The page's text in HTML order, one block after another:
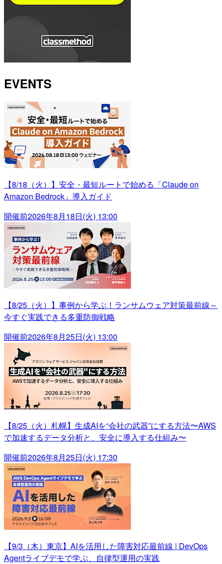
EVENTS
【8/18（火）】安全・最短ルートで始める「Claude on
Amazon Bedrock」導入ガイド
開催前2026年8月18日(火) 13:00
【8/25（火）】事例から学ぶ！ランサムウェア対策最前線～
今すぐ実践できる多重防御戦略
開催前2026年8月25日(火) 13:00
【8/25（火）札幌】生成AIを“会社の武器”にする方法〜AWS
で加速するデータ分析と、安全に導入する仕組み〜
開催前2026年8月25日(火) 17:30
【9/3（木）東京】AIを活用した障害対応最前線 | DevOps
Agentライブデモで学ぶ、自律型運用の実践